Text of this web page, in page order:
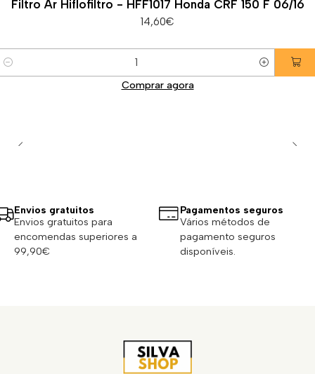
Filtro Ar Hiflofiltro - HFF1017 Honda CRF 150 F 06/16
14,60€
Comprar agora
Envios gratuitos
Envios gratuitos para
encomendas superiores a
99,90€
Pagamentos seguros
Vários métodos de
pagamento seguros
disponíveis.